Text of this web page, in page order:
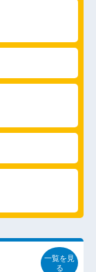
一覧を見
る